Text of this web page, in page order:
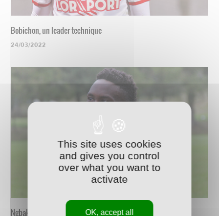
Bobichon, un leader technique
24/03/2022
Ngbakoto, un vrai compétiteur
This site uses cookies
and gives you control
over what you want to
activate
OK, accept all